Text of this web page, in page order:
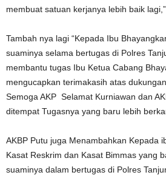
membuat satuan kerjanya lebih baik
Tambah nya lagi “Kepada Ibu
suaminya selama bertugas di Polres
membantu tugas Ibu Ketua Cabang
mengucapkan terimakasih atas
Semoga AKP Selamat Kurniawan dan
ditempat Tugasnya yang baru lebih
AKBP Putu juga Menambahkan Kepada
Kasat Reskrim dan Kasat Bimmas yang
suaminya dalam bertugas di Polres